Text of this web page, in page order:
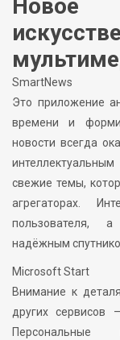
SmartNews
Это приложение
времени и
новости всегда
свежие темы,
агрегаторах.
пользователя,
надёжным
Microsoft Start
Внимание к
других сервисов
Персональные